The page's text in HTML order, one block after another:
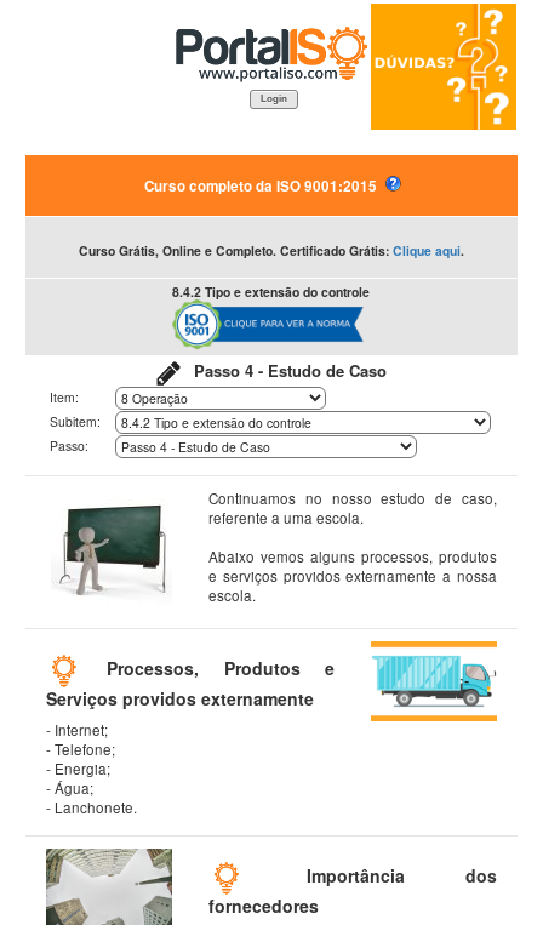
Login
Curso completo da ISO 9001:2015
Curso Grátis, Online e Completo. Certificado Grátis: Clique aqui.
8.4.2 Tipo e extensão do controle
Passo 4 - Estudo de Caso
Item:
Subitem:
Passo:
Continuamos no nosso estudo de caso,
referente a uma escola.
Abaixo vemos alguns processos, produtos
e serviços providos externamente a nossa
escola.
Processos, Produtos e
Serviços providos externamente
- Internet;
- Telefone;
- Energia;
- Água;
- Lanchonete.
Importância dos
fornecedores